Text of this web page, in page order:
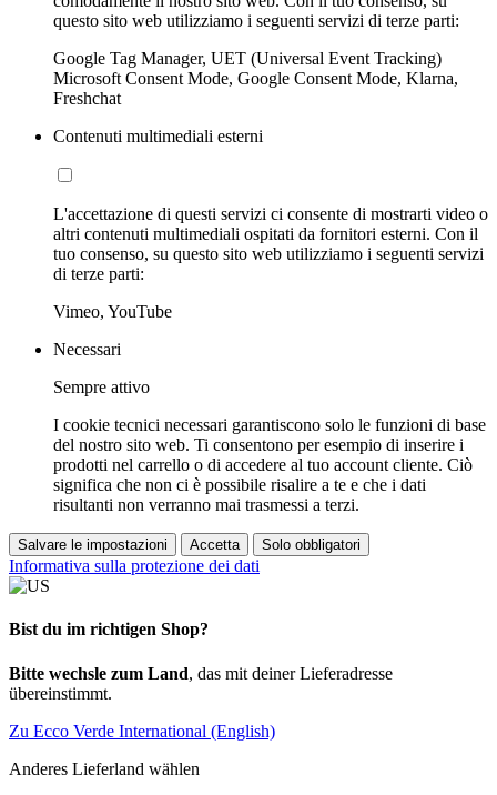
questo sito web utilizziamo i seguenti servizi di terze parti:
Google Tag Manager, UET (Universal Event Tracking)
Microsoft Consent Mode, Google Consent Mode, Klarna,
Freshchat
Contenuti multimediali esterni
L'accettazione di questi servizi ci consente di mostrarti video o
altri contenuti multimediali ospitati da fornitori esterni. Con il
tuo consenso, su questo sito web utilizziamo i seguenti servizi
di terze parti:
Vimeo, YouTube
Necessari
Sempre attivo
I cookie tecnici necessari garantiscono solo le funzioni di base
del nostro sito web. Ti consentono per esempio di inserire i
prodotti nel carrello o di accedere al tuo account cliente. Ciò
significa che non ci è possibile risalire a te e che i dati
risultanti non verranno mai trasmessi a terzi.
Salvare le impostazioni Accetta Solo obbligatori
Informativa sulla protezione dei dati
Bist du im richtigen Shop?
Bitte wechsle zum Land, das mit deiner Lieferadresse
übereinstimmt.
Zu Ecco Verde International (English)
Anderes Lieferland wählen